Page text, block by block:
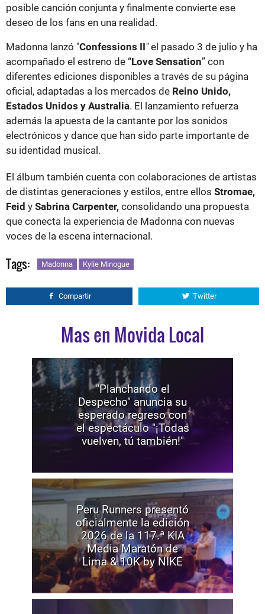
posible canción conjunta y finalmente convierte ese
deseo de los fans en una realidad.
Madonna lanzó "Confessions II"el pasado 3 de julio y ha
acompañado el estreno de “Love Sensation” con
diferentes ediciones disponibles a través de su página
oficial, adaptadas a los mercados de Reino Unido,
Estados Unidos y Australia. El lanzamiento refuerza
además la apuesta de la cantante por los sonidos
electrónicos y dance que han sido parte importante de
su identidad musical.
El álbum también cuenta con colaboraciones de artistas
de distintas generaciones y estilos, entre ellos Stromae,
Feid y Sabrina Carpenter, consolidando una propuesta
que conecta la experiencia de Madonna con nuevas
voces de la escena internacional.
Tags: Madonna Kylie Minogue
Compartir Twitter
Mas en Movida Local
"Planchando el
Despecho" anuncia su
esperado regreso con
el espectáculo "¡Todas
vuelven, tú también!"
Peru Runners presentó
oficialmente la edición
2026 de la 117.ª KIA
Media Maratón de
Lima & 10K by NIKE